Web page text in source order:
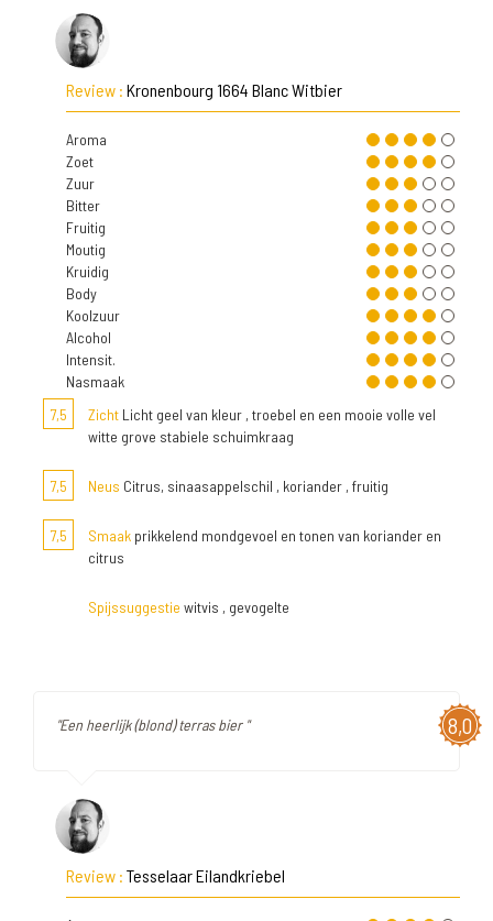
Review : Kronenbourg 1664 Blanc Witbier
Aroma
Zoet
Zuur
Bitter
Fruitig
Moutig
Kruidig
Body
Koolzuur
Alcohol
Intensit.
Nasmaak
7,5
Zicht Licht geel van kleur , troebel en een mooie volle vel
witte grove stabiele schuimkraag
7,5 Neus Citrus, sinaasappelschil , koriander , fruitig
7,5 Smaak prikkelend mondgevoel en tonen van koriander en
citrus
Spijssuggestie witvis , gevogelte
8,0
"Een heerlijk (blond) terras bier "
Review : Tesselaar Eilandkriebel